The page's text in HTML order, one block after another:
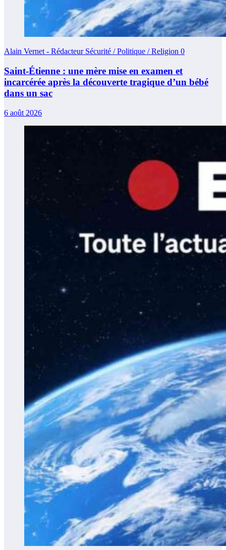
Alain Vernet - Rédacteur Sécurité / Politique / Religion 0
Saint-Étienne : une mère mise en examen et
incarcérée après la découverte tragique d’un bébé
dans un sac
6 août 2026